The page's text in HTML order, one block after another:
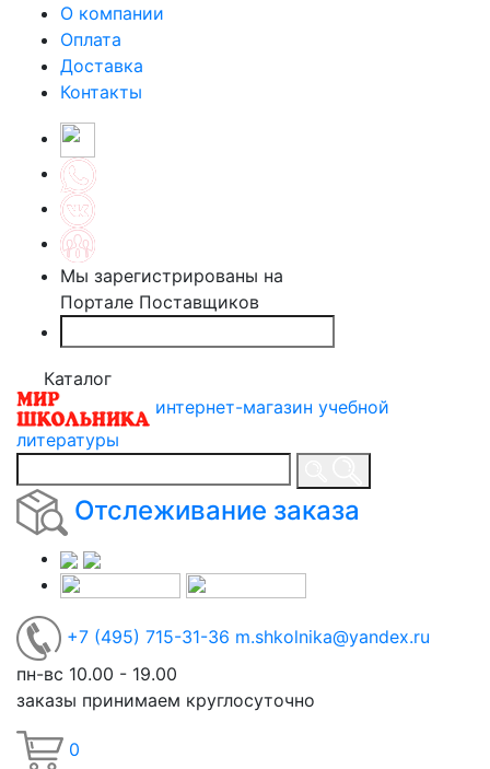
О компании
Оплата
Доставка
Контакты
Мы зарегистрированы на
Портале Поставщиков
Каталог
интернет-магазин учебной
литературы
Отслеживание заказа
+7 (495) 715-31-36 m.shkolnika@yandex.ru
пн-вс 10.00 - 19.00
заказы принимаем круглосуточно
0